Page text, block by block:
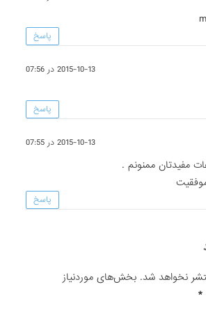
پاسخ
2015-10-13 در 07:56
پاسخ
2015-10-13 در 07:55
مفیدتان ممنونم .
پاسخ
نخواهد شد. بخش‌های موردنیاز
*